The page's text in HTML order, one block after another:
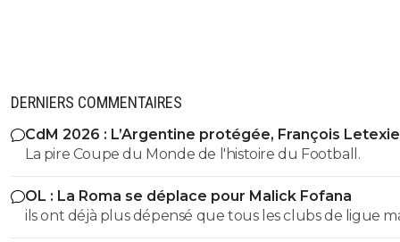
DERNIERS COMMENTAIRES
CdM 2026 : L’Argentine protégée, François
pris cher
La pire Coupe du Monde de l'histoire du Football.
OL : La Roma se déplace pour Malick Fofana
ils ont déjà plus dépensé que tous les clubs de ligue
réunis hors quatar.. ils veulent juste profitez au